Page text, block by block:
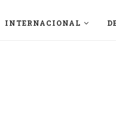
INTERNACIONAL